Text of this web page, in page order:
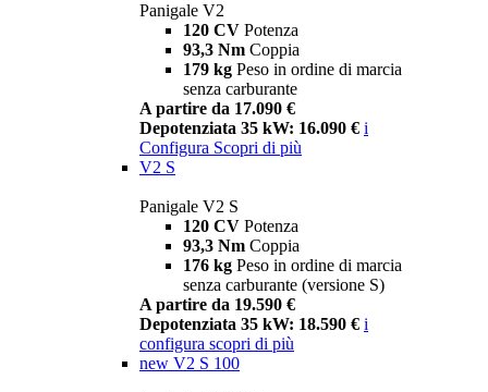
Panigale V2
120 CV Potenza
93,3 Nm Coppia
179 kg Peso in ordine di marcia
senza carburante
A partire da 17.090 €
Depotenziata 35 kW: 16.090 € i
Configura Scopri di più
V2 S
Panigale V2 S
120 CV Potenza
93,3 Nm Coppia
176 kg Peso in ordine di marcia
senza carburante (versione S)
A partire da 19.590 €
Depotenziata 35 kW: 18.590 € i
configura scopri di più
new V2 S 100